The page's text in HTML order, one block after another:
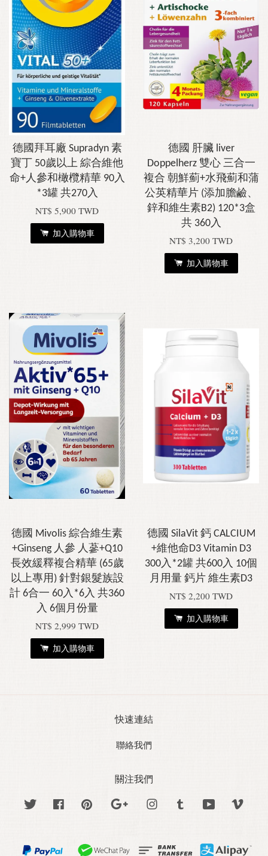
德國拜耳廠 Supradyn 素
寶丁 50歲以上 綜合維他
命+人參和橄欖精華 90入
*3罐 共270入
NT$ 5,900 TWD
加入購物車
德國 肝臟 liver
Doppelherz 雙心 三合一
複合 朝鮮薊+水飛薊和蒲
公英精華片 (添加膽鹼、
鋅和維生素B2) 120*3盒
共 360入
NT$ 3,200 TWD
加入購物車
德國 Mivolis 綜合維生素
+Ginseng 人參 人蔘+Q10
長效緩釋複合精華 (65歲
以上專用) 針對銀髮族設
計 6合一 60入*6入 共360
入 6個月份量
NT$ 2,999 TWD
加入購物車
德國 SilaVit 鈣 CALCIUM
+維他命D3 Vitamin D3
300入*2罐 共600入 10個
月用量 鈣片 維生素D3
NT$ 2,200 TWD
加入購物車
快速連結
聯絡我們
關注我們
Twitter Facebook Pinterest Google Instagram Tumblr YouTube